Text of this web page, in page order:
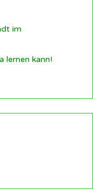
im
lernen kann!